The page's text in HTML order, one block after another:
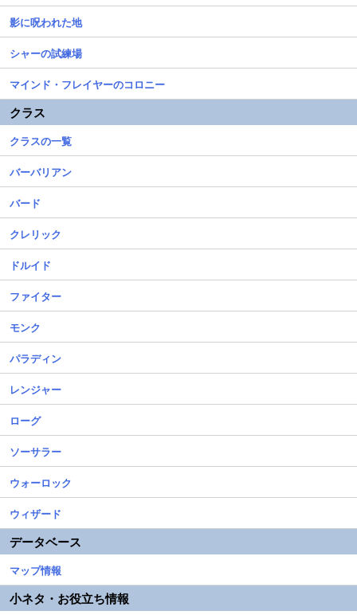
影に呪われた地
シャーの試練場
マインド・フレイヤーのコロニー
クラス
クラスの一覧
バーバリアン
バード
クレリック
ドルイド
ファイター
モンク
パラディン
レンジャー
ローグ
ソーサラー
ウォーロック
ウィザード
データベース
マップ情報
小ネタ・お役立ち情報